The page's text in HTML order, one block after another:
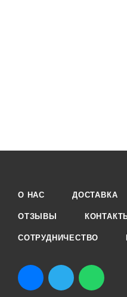
О НАС ДОСТАВКА
ОТЗЫВЫ
СОТРУДНИЧЕСТВО